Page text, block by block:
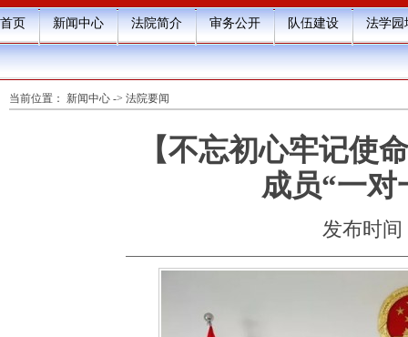
首页 新闻中心 法院简介 审务公开 队伍建设 法学园
当前位置： 新闻中心 -> 法院要闻
【不忘初心牢记使
成员“一对
发布时间